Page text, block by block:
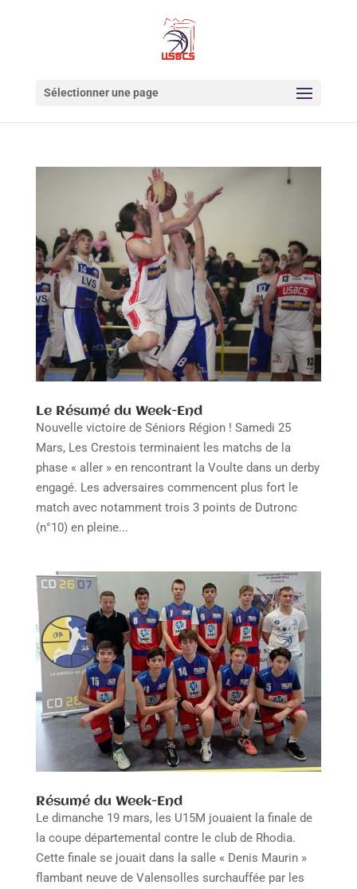
Sélectionner une page
Le Résumé du Week-End
Nouvelle victoire de Séniors Région ! Samedi 25
Mars, Les Crestois terminaient les matchs de la
phase « aller » en rencontrant la Voulte dans un derby
engagé. Les adversaires commencent plus fort le
match avec notamment trois 3 points de Dutronc
(n°10) en pleine...
Résumé du Week-End
Le dimanche 19 mars, les U15M jouaient la finale de
la coupe départemental contre le club de Rhodia.
Cette finale se jouait dans la salle « Denis Maurin »
flambant neuve de Valensolles surchauffée par les